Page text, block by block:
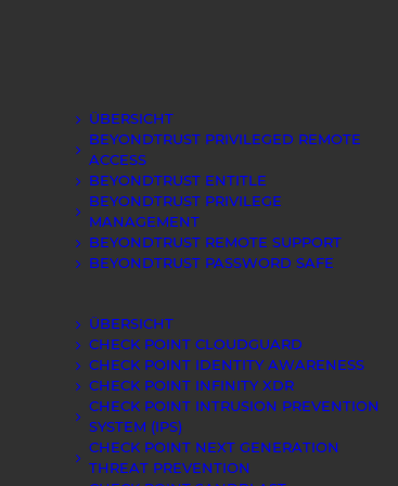
ÜBERSICHT
BEYONDTRUST PRIVILEGED REMOTE
ACCESS
BEYONDTRUST ENTITLE
BEYONDTRUST PRIVILEGE
MANAGEMENT
BEYONDTRUST REMOTE SUPPORT
BEYONDTRUST PASSWORD SAFE
ÜBERSICHT
CHECK POINT CLOUDGUARD
CHECK POINT IDENTITY AWARENESS
CHECK POINT INFINITY XDR
CHECK POINT INTRUSION PREVENTION
SYSTEM (IPS)
CHECK POINT NEXT GENERATION
THREAT PREVENTION